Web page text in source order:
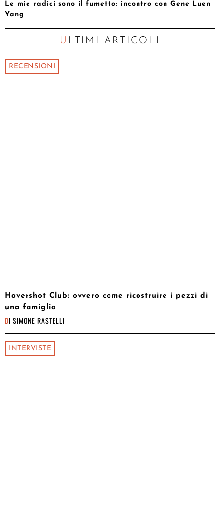
Le mie radici sono il fumetto: incontro con Gene Luen
Yang
ULTIMI ARTICOLI
RECENSIONI
Hovershot Club: ovvero come ricostruire i pezzi di
una famiglia
DI SIMONE RASTELLI
INTERVISTE